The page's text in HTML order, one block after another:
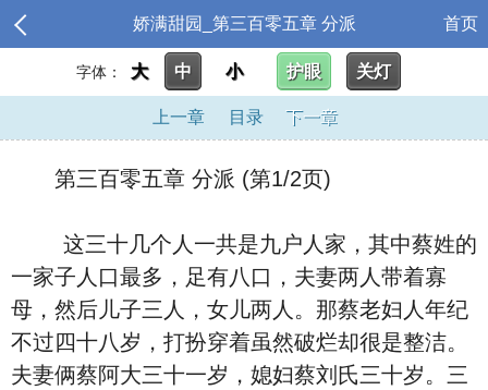
娇满甜园_第三百零五章 分派 首页
字体： 大 中 小 护眼 关灯
上一章 目录 下一章
第三百零五章 分派 (第1/2页)
这三十几个人一共是九户人家，其中蔡姓的
一家子人口最多，足有八口，夫妻两人带着寡
母，然后儿子三人，女儿两人。那蔡老妇人年纪
不过四十八岁，打扮穿着虽然破烂却很是整洁。
夫妻俩蔡阿大三十一岁，媳妇蔡刘氏三十岁。三